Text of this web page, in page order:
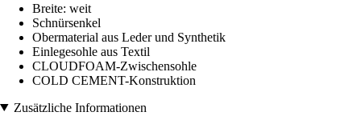
Breite: weit
Schnürsenkel
Obermaterial aus Leder und Synthetik
Einlegesohle aus Textil
CLOUDFOAM-Zwischensohle
COLD CEMENT-Konstruktion
Zusätzliche Informationen